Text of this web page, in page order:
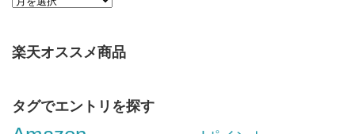
楽天オススメ商品
タグでエントリを探す